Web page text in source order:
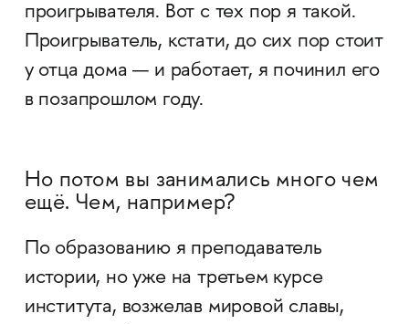
проигрывателя. Вот с тех пор я такой.
Проигрыватель, кстати, до сих пор стоит
у отца дома — и работает, я починил его
в позапрошлом году.
Но потом вы занимались много чем
ещё. Чем, например?
По образованию я преподаватель
истории, но уже на третьем курсе
института, возжелав мировой славы,